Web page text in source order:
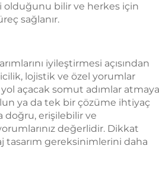
bilir ve herkes için
sağlanır.
iyileştirmesi açısından
lojistik ve özel yorumlar
açacak somut adımlar atmaya
ya da tek bir çözüme ihtiyaç
doğru, erişilebilir ve
değerlidir. Dikkat
tasarım gereksinimlerini daha